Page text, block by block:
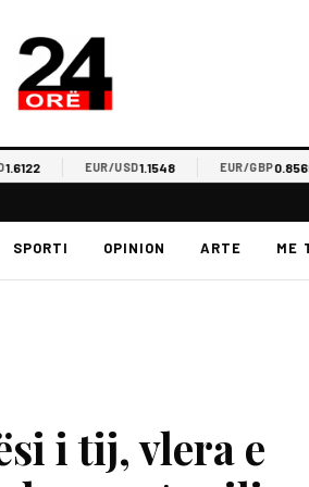
EUR/USD1.1548 EUR/GBP0.8569
SPORTI OPINION ARTE ME
i tij, vlera e